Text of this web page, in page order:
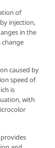
of
injection,
in the
change
caused by
speed of
is
with